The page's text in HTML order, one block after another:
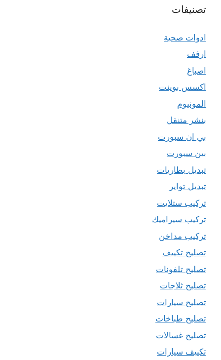
تصنيفات
ادوات صحية
ارفف
اصباغ
اكسس بوينت
المونيوم
بنشر متنقل
بي ان سبورت
بين سبورت
تبديل بطاريات
تبديل تواير
تركيب ستلايت
تركيب سيراميك
تركيب مداخن
تصليح تكييف
تصليح تلفونات
تصليح ثلاجات
تصليح سيارات
تصليح طباخات
تصليح غسالات
تكييف سيارات